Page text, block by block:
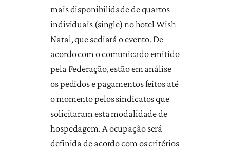
mais disponibilidade de quartos
individuais (single) no hotel Wish
Natal, que sediará o evento. De
acordo com o comunicado emitido
pela Federação, estão em análise
os pedidos e pagamentos feitos até
o momento pelos sindicatos que
solicitaram esta modalidade de
hospedagem. A ocupação será
definida de acordo com os critérios